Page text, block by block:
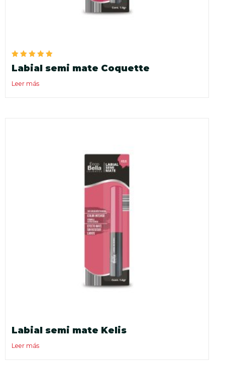
Valorado
en
de 5
Labial semi mate Coquette
Leer más
Labial semi mate Kelis
Leer más